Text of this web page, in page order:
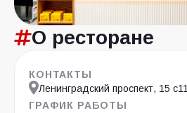
О ресторане
КОНТАКТЫ
Ленинградский проспект, 15 с11
ГРАФИК РАБОТЫ